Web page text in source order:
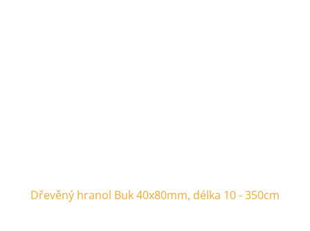
Dřevěný hranol Buk 40x80mm, délka 10 - 350cm